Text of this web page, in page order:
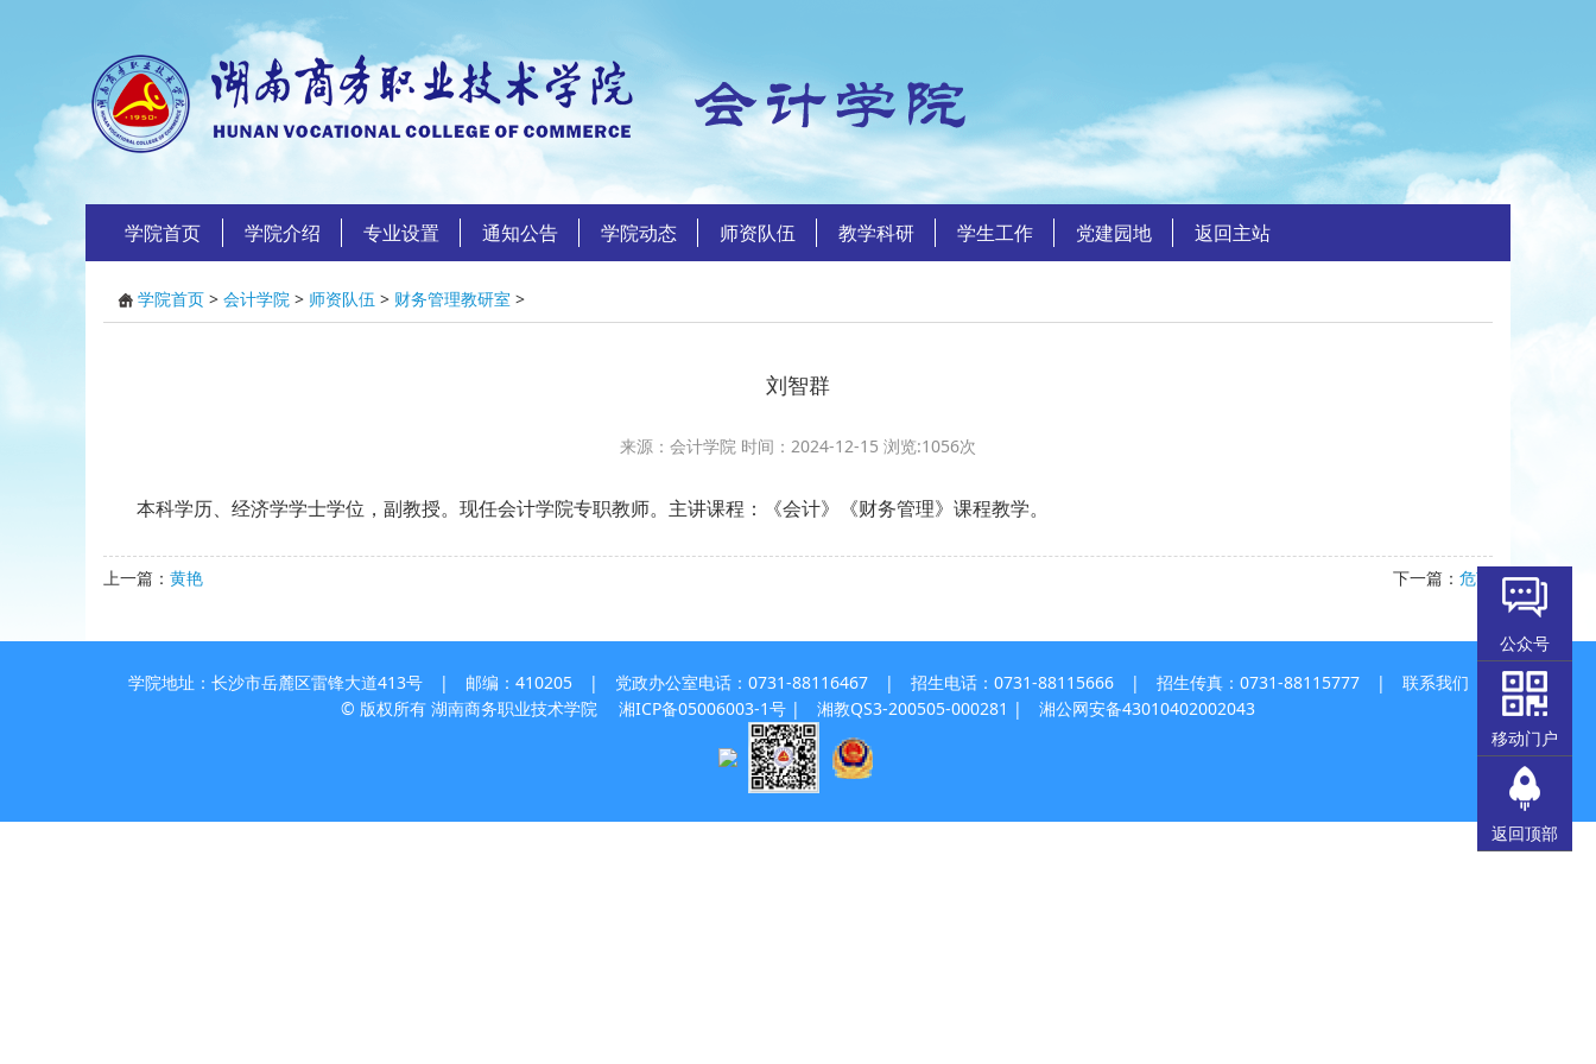
学院首页 学院介绍 专业设置 通知公告 学院动态 师资队伍 教学科研 学生工作 党建园地 返回主站
学院首页 > 会计学院 > 师资队伍 > 财务管理教研室 >
刘智群
来源：会计学院 时间：2024-12-15 浏览:1056次
本科学历、经济学学士学位，副教授。现任会计学院专职教师。主讲课程：《会计》《财务管理》课程教学。
上一篇： 黄艳 下一篇： 危英
学院地址：长沙市岳麓区雷锋大道413号 | 邮编：410205 | 党政办公室电话：0731-88116467 | 招生电话：0731-88115666 | 招生传真：0731-88115777 | 联系我们
© 版权所有 湖南商务职业技术学院
湘ICP备05006003-1号 | 湘教QS3-200505-000281 | 湘公网安备43010402002043
公众号
移动门户
返回顶部